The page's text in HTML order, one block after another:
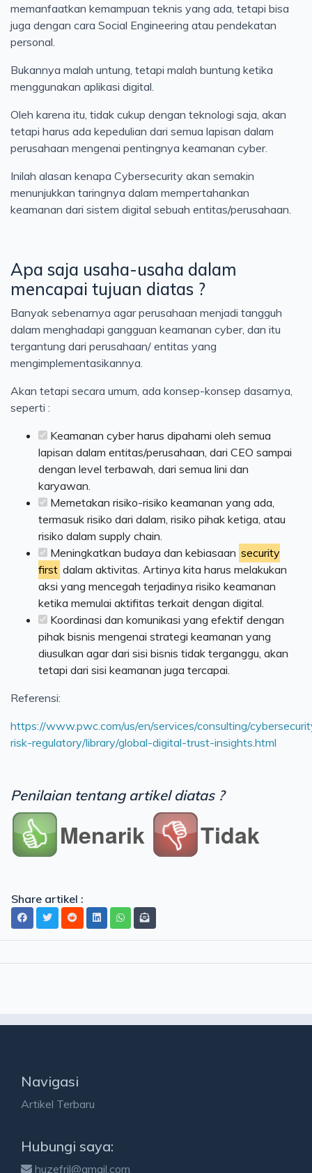
memanfaatkan kemampuan teknis yang ada, tetapi bisa
juga dengan cara Social Engineering atau pendekatan
personal.
Bukannya malah untung, tetapi malah buntung ketika
menggunakan aplikasi digital.
Oleh karena itu, tidak cukup dengan teknologi saja, akan
tetapi harus ada kepedulian dari semua lapisan dalam
perusahaan mengenai pentingnya keamanan cyber.
Inilah alasan kenapa Cybersecurity akan semakin
menunjukkan taringnya dalam mempertahankan
keamanan dari sistem digital sebuah entitas/perusahaan.
Apa saja usaha-usaha dalam
mencapai tujuan diatas ?
Banyak sebenarnya agar perusahaan menjadi tangguh
dalam menghadapi gangguan keamanan cyber, dan itu
tergantung dari perusahaan/ entitas yang
mengimplementasikannya.
Akan tetapi secara umum, ada konsep-konsep dasarnya,
seperti :
Keamanan cyber harus dipahami oleh semua
lapisan dalam entitas/perusahaan, dari CEO sampai
dengan level terbawah, dari semua lini dan
karyawan.
Memetakan risiko-risiko keamanan yang ada,
termasuk risiko dari dalam, risiko pihak ketiga, atau
risiko dalam supply chain.
Meningkatkan budaya dan kebiasaan security
first dalam aktivitas. Artinya kita harus melakukan
aksi yang mencegah terjadinya risiko keamanan
ketika memulai aktifitas terkait dengan digital.
Koordinasi dan komunikasi yang efektif dengan
pihak bisnis mengenai strategi keamanan yang
diusulkan agar dari sisi bisnis tidak terganggu, akan
tetapi dari sisi keamanan juga tercapai.
Referensi:
https://www.pwc.com/us/en/services/consulting/
risk-regulatory/library/global-digital-trust-insights.html
Penilaian tentang artikel diatas ?
Menarik Tidak
Share artikel :
Navigasi
Artikel Terbaru
Hubungi saya:
huzefril@gmail.com